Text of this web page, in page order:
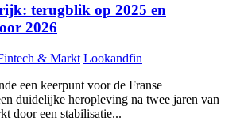
terugblik op 2025 en
2026
& Markt Lookandfin
een keerpunt voor de Franse
duidelijke heropleving na twee jaren van
door een stabilisatie...